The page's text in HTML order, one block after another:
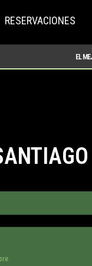
RESERVACIONES
EL